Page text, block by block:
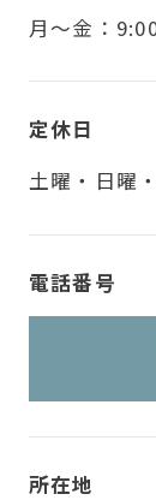
月〜金：
定休日
土曜・日曜
電話番号
所在地